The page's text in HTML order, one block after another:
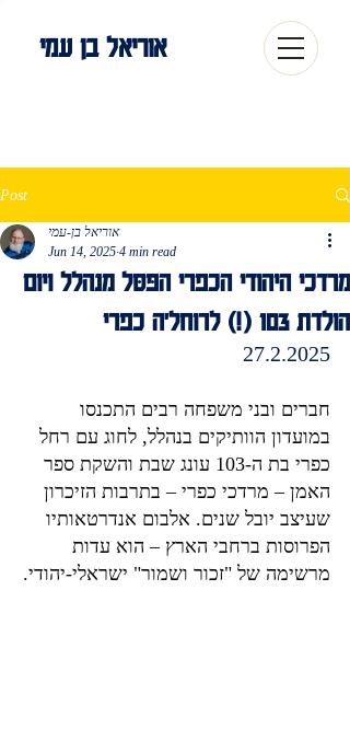
אוריאל בן עמי
Post
מרדכי היהודי הכפרי הַפַּסָּל מנהלל ויום
הולדת 103 (!) לרוחל'ה כפרי
אוריאל בן-עמי
Jun 14, 2025 4 min read
27.2.2025
חברים ובני משפחה רבים התכנסו
במועדון הוותיקים בנהלל, לחוג עם רחל
כפרי בת ה-103 עונג שבת והשקת ספר
האמן – מרדכי כפרי – בתרבות הזיכרון
שעיצב יובל שנים. אלבום אנדרטאותיו
הפרוסות ברחבי הארץ – הוא עדות
מרשימה של "זכור ושמור" ישראלי-יהודי.